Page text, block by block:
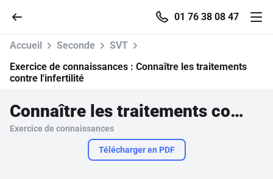
01 76 38 08 47
Parcourir
Accueil Seconde
SVT
Exercice de connaissances : Connaître les traitements
contre l'infertilité
Connaître les traitements contre l'infertilité
Exercice de connaissances
Télécharger en PDF